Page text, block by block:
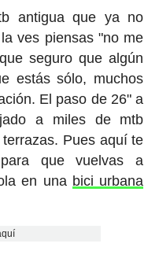
antigua que ya no
ves piensas "no me
seguro que algún
estás sólo, muchos
El paso de 26" a
a miles de mtb
Pues aquí te
que vuelvas a
en una bici urbana